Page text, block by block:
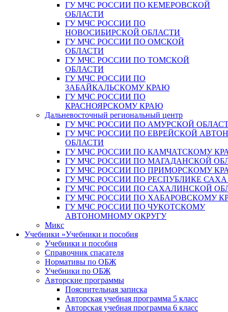
ГУ МЧС РОССИИ ПО КЕМЕРОВСКОЙ
ОБЛАСТИ
ГУ МЧС РОССИИ ПО
НОВОСИБИРСКОЙ ОБЛАСТИ
ГУ МЧС РОССИИ ПО ОМСКОЙ
ОБЛАСТИ
ГУ МЧС РОССИИ ПО ТОМСКОЙ
ОБЛАСТИ
ГУ МЧС РОССИИ ПО
ЗАБАЙКАЛЬСКОМУ КРАЮ
ГУ МЧС РОССИИ ПО
КРАСНОЯРСКОМУ КРАЮ
Дальневосточный региональный центр
ГУ МЧС РОССИИ ПО АМУРСКОЙ
ГУ МЧС РОССИИ ПО ЕВРЕЙСКОЙ
ОБЛАСТИ
ГУ МЧС РОССИИ ПО КАМЧАТСКОМУ
ГУ МЧС РОССИИ ПО МАГАДАНСКОЙ
ГУ МЧС РОССИИ ПО ПРИМОРСКОМУ
ГУ МЧС РОССИИ ПО РЕСПУБЛИКЕ
ГУ МЧС РОССИИ ПО САХАЛИНСКОЙ
ГУ МЧС РОССИИ ПО ХАБАРОВСКОМУ
ГУ МЧС РОССИИ ПО ЧУКОТСКОМУ
АВТОНОМНОМУ ОКРУГУ
Микс
Учебники »Учебники и пособия
Учебники и пособия
Справочник спасателя
Нормативы по ОБЖ
Учебники по ОБЖ
Авторские программы
Пояснительная записка
Авторская учебная программа 5 класс
Авторская учебная программа 6 класс